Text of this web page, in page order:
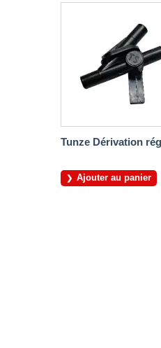
Tunze Dérivation
Ajouter au panier